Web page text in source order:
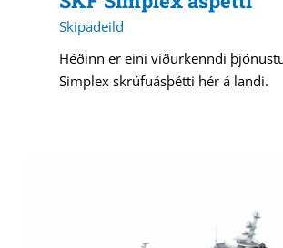
Skipadeild
Héðinn er eini viðurkenndi
Simplex skrúfuásþétti hér á landi.